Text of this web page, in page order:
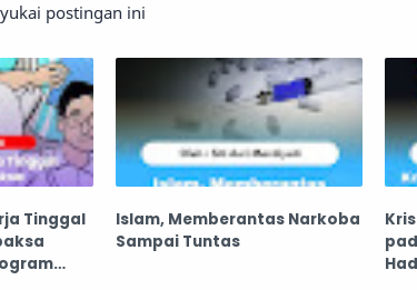
postingan ini
Tinggal
Islam, Memberantas Narkoba
Sampai Tuntas